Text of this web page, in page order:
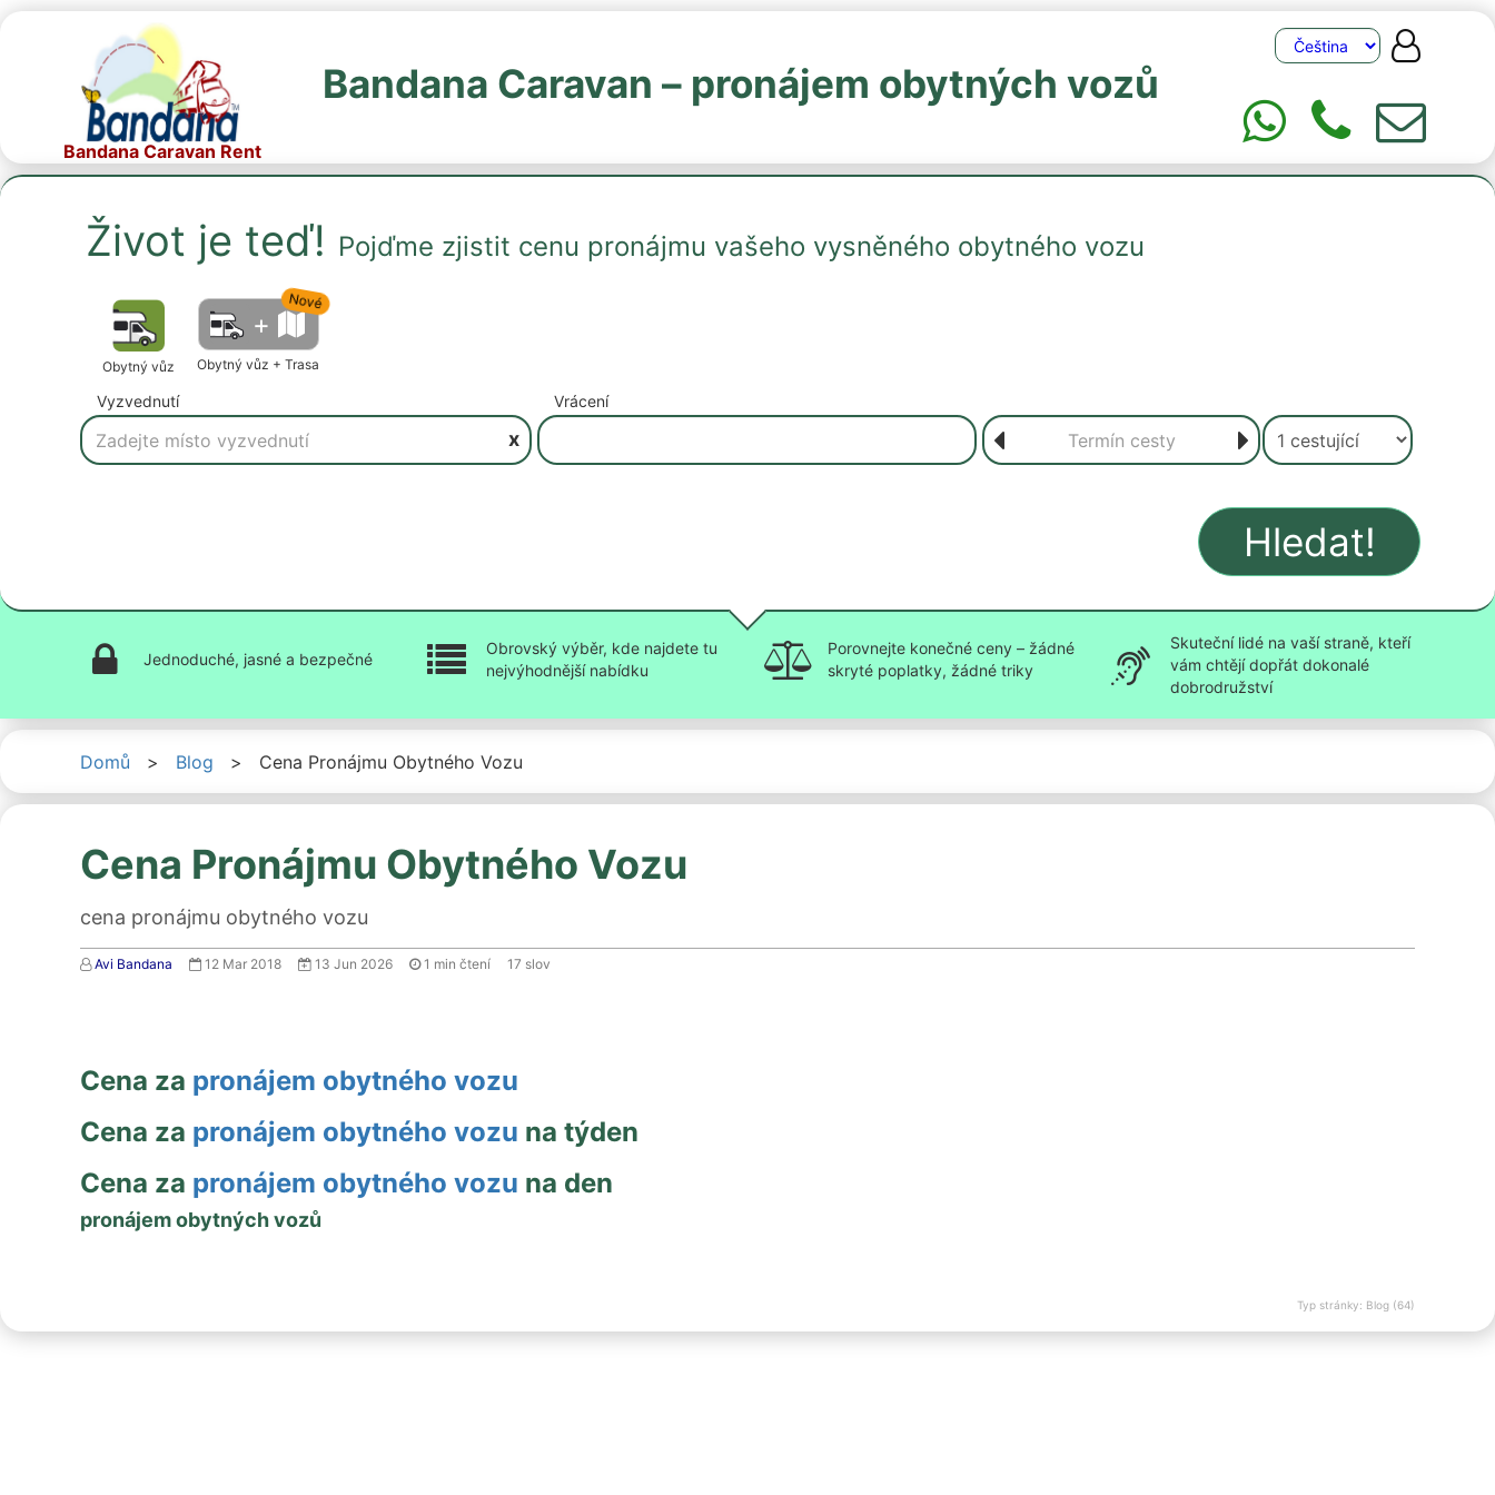
Bandana Caravan Rent
Bandana Caravan – pronájem obytných vozů
Život je teď! Pojďme zjistit cenu pronájmu vašeho vysněného obytného vozu
Obytný vůz
+
Nové
Obytný vůz + Trasa
Vyzvednutí
x
Vrácení
Hledat!
Jednoduché, jasné a bezpečné
Obrovský výběr, kde najdete tu
nejvýhodnější nabídku
Porovnejte konečné ceny – žádné
skryté poplatky, žádné triky
Skuteční lidé na vaší straně, kteří
vám chtějí dopřát dokonalé
dobrodružství
Domů > Blog > Cena Pronájmu Obytného Vozu
Cena Pronájmu Obytného Vozu
cena pronájmu obytného vozu
Avi Bandana 12 Mar 2018 13 Jun 2026 1 min čtení 17 slov
Cena za pronájem obytného vozu
Cena za pronájem obytného vozu na týden
Cena za pronájem obytného vozu na den
pronájem obytných vozů
Typ stránky: Blog (64)